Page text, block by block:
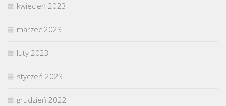
kwiecień 2023
marzec 2023
luty 2023
styczeń 2023
grudzień 2022